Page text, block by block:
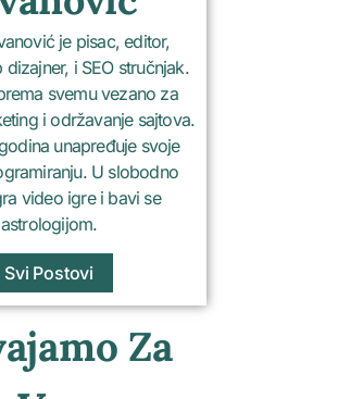
je pisac, editor,
i SEO stručnjak.
svemu vezano za
i održavanje sajtova.
unapređuje svoje
U slobodno
video igre i bavi se
astrologijom.
Svi Postovi
Za